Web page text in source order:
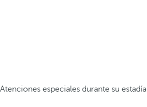
Atenciones especiales durante su estadía